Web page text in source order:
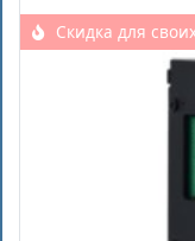
Скидка для